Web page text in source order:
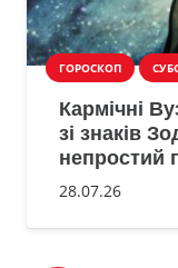
ГОРОСКОП
Кармічні
зі знаків
непростий
28.07.26